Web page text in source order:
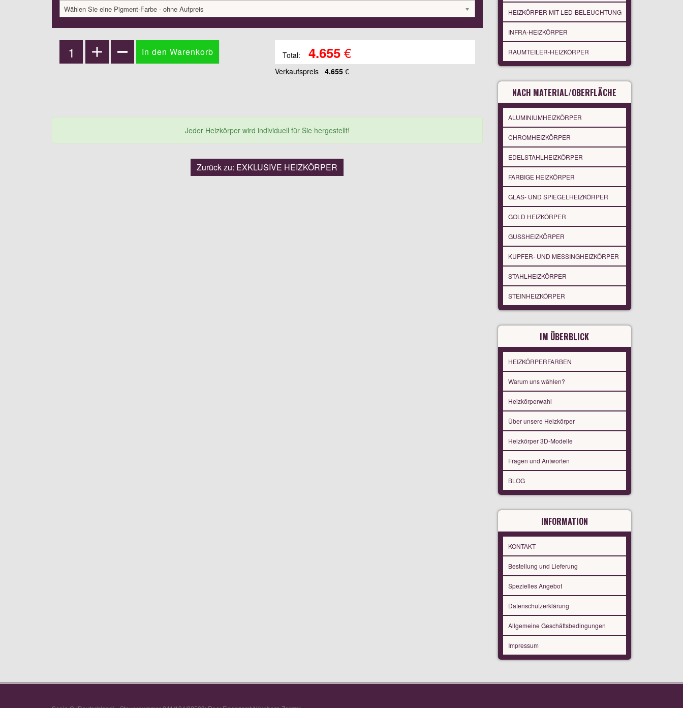
Wählen Sie eine Pigment-Farbe - ohne Aufpreis
Total: 4.655€
Verkaufspreis 4.655€
Jeder Heizkörper wird individuell für Sie hergestellt!
Zurück zu: EXKLUSIVE HEIZKÖRPER
HEIZKÖRPER MIT LED-BELEUCHTUNG
INFRA-HEIZKÖRPER
RAUMTEILER-HEIZKÖRPER
NACH MATERIAL/OBERFLÄCHE
ALUMINIUMHEIZKÖRPER
CHROMHEIZKÖRPER
EDELSTAHLHEIZKÖRPER
FARBIGE HEIZKÖRPER
GLAS- UND SPIEGELHEIZKÖRPER
GOLD HEIZKÖRPER
GUSSHEIZKÖRPER
KUPFER- UND MESSINGHEIZKÖRPER
STAHLHEIZKÖRPER
STEINHEIZKÖRPER
IM ÜBERBLICK
HEIZKÖRPERFARBEN
Warum uns wählen?
Heizkörperwahl
Über unsere Heizkörper
Heizkörper 3D-Modelle
Fragen und Antworten
BLOG
INFORMATION
KONTAKT
Bestellung und Lieferung
Spezielles Angebot
Datenschutzerklärung
Allgemeine Geschäftsbedingungen
Impressum